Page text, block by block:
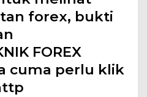
forex, bukti
FOREX
cuma perlu klik